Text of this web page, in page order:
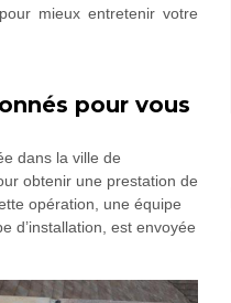
mieux entretenir votre
pour vous
dans la ville de
obtenir une prestation de
opération, une équipe
d’installation, est envoyée